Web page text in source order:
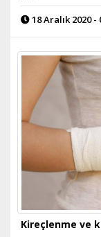
18 Aralık 2020 -
Kireçlenme ve